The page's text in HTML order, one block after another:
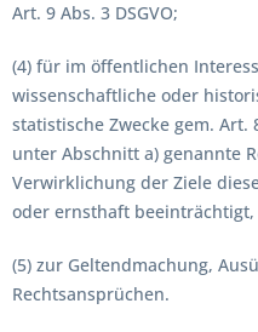
Art. 9 Abs. 3 DSGVO;
(4) für im öffentlichen
wissenschaftliche oder
statistische Zwecke gem. Art.
unter Abschnitt a) genannte
Verwirklichung der Ziele
oder ernsthaft
(5) zur Geltendmachung,
Rechtsansprüchen.